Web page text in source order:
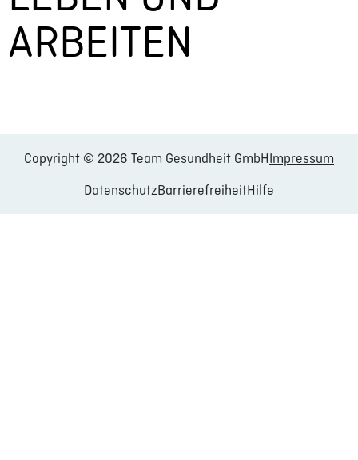
ARBEITEN
Copyright © 2026 Team Gesundheit GmbHImpressum
DatenschutzBarrierefreiheitHilfe